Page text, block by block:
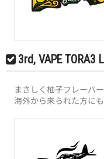
3rd, VAPE TORA3
まさしく柚子フレーバー
海外から来られた方にも